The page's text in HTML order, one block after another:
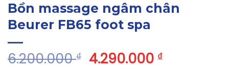
Bồn massage ngâm chân
Beurer FB65 foot spa
6.200.000₫ 4.290.000 ₫